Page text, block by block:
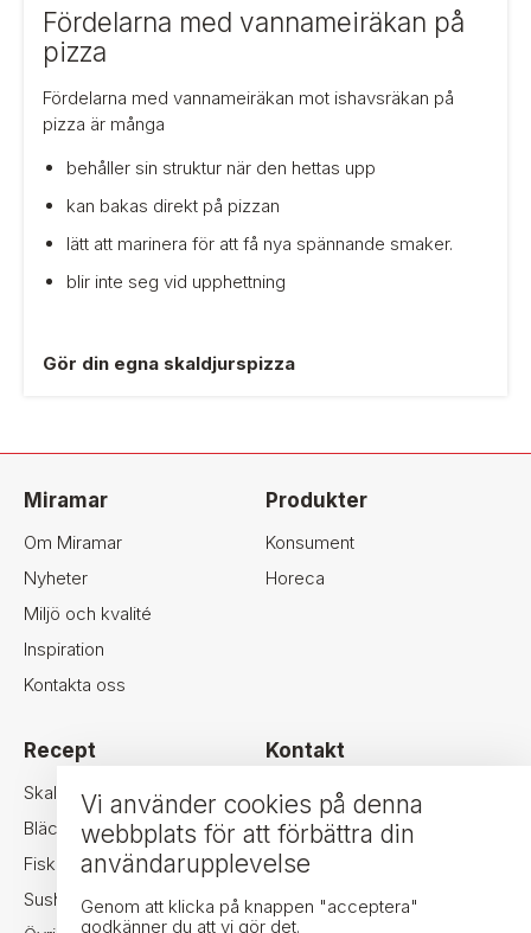
Fördelarna med vannameiräkan på
pizza
Fördelarna med vannameiräkan mot ishavsräkan på
pizza är många
behåller sin struktur när den hettas upp
kan bakas direkt på pizzan
lätt att marinera för att få nya spännande smaker.
blir inte seg vid upphettning
Gör din egna skaldjurspizza
Miramar
Om Miramar
Nyheter
Miljö och kvalité
Inspiration
Kontakta oss
Produkter
Konsument
Horeca
Recept
Skaldjur
Bläckfisk
Fisk
Sushi
Kontakt
MIRAMAR SEAFOOD AB
NORRA LIDEN 2A
411 18 GÖTEBORG
TEL: +46-31-24 34 44
FAX: +46-31-24 34 70
Vi använder cookies på denna
webbplats för att förbättra din
användarupplevelse
Genom att klicka på knappen "acceptera"
godkänner du att vi gör det.